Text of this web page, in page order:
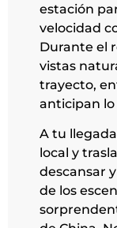
estación
velocidad
Durante el
vistas
trayecto,
anticipan lo
A tu
local y
descansar
de los